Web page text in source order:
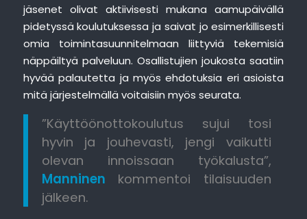
jäsenet olivat aktiivisesti mukana aamupäivällä
pidetyssä koulutuksessa ja saivat jo esimerkillisesti
omia toimintasuunnitelmaan liittyviä tekemisiä
näppäiltyä palveluun. Osallistujien joukosta saatiin
hyvää palautetta ja myös ehdotuksia eri asioista
mitä järjestelmällä voitaisiin myös seurata.
”Käyttöönottokoulutus sujui tosi
hyvin ja jouhevasti, jengi vaikutti
olevan innoissaan työkalusta”,
Manninen kommentoi tilaisuuden
jälkeen.